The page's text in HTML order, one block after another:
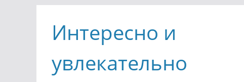
содержимому
Интересно и
увлекательно